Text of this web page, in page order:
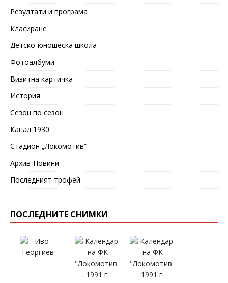
Резултати и програма
Класиране
Детско-юношеска школа
Фотоалбуми
Визитна картичка
История
Сезон по сезон
Канал 1930
Стадион „Локомотив“
Архив-Новини
Последният трофей
ПОСЛЕДНИТЕ СНИМКИ